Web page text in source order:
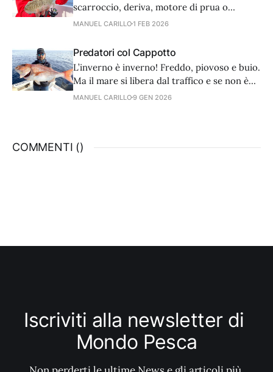
scarroccio, deriva, motore di prua o
ausiliario, poco importa se la velocità è di
MANUEL CARILLO1 FEB 2026
Predatori col Cappotto
L’inverno è inverno! Freddo, piovoso e buio.
Ma il mare si libera dal traffico e se non è
troppo mosso, si possono praticare con
MANUEL CARILLO9 GEN 2026
COMMENTI ()
Iscriviti alla newsletter di
Mondo Pesca